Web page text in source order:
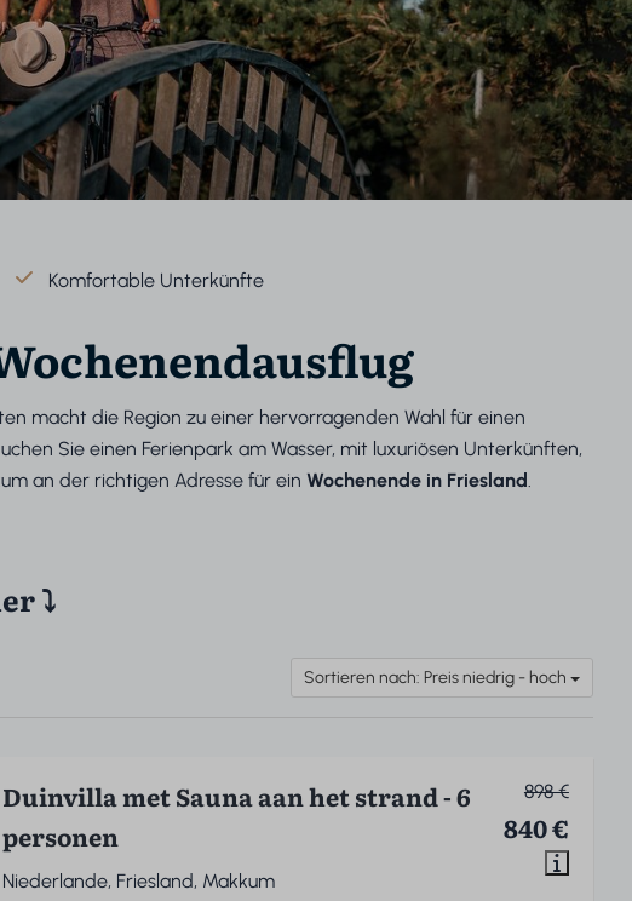
Komfortable Unterkünfte
macht die Region zu einer hervorragenden Wahl für einen
Sie einen Ferienpark am Wasser, mit luxuriösen Unterkünften,
an der richtigen Adresse für ein Wochenende in Friesland.
⤵
Sortieren nach: Preis niedrig - hoch
898 €
840 €
Duinvilla met Sauna aan het strand - 6
personen
Niederlande, Friesland, Makkum